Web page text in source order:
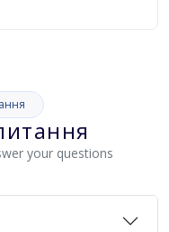
your questions